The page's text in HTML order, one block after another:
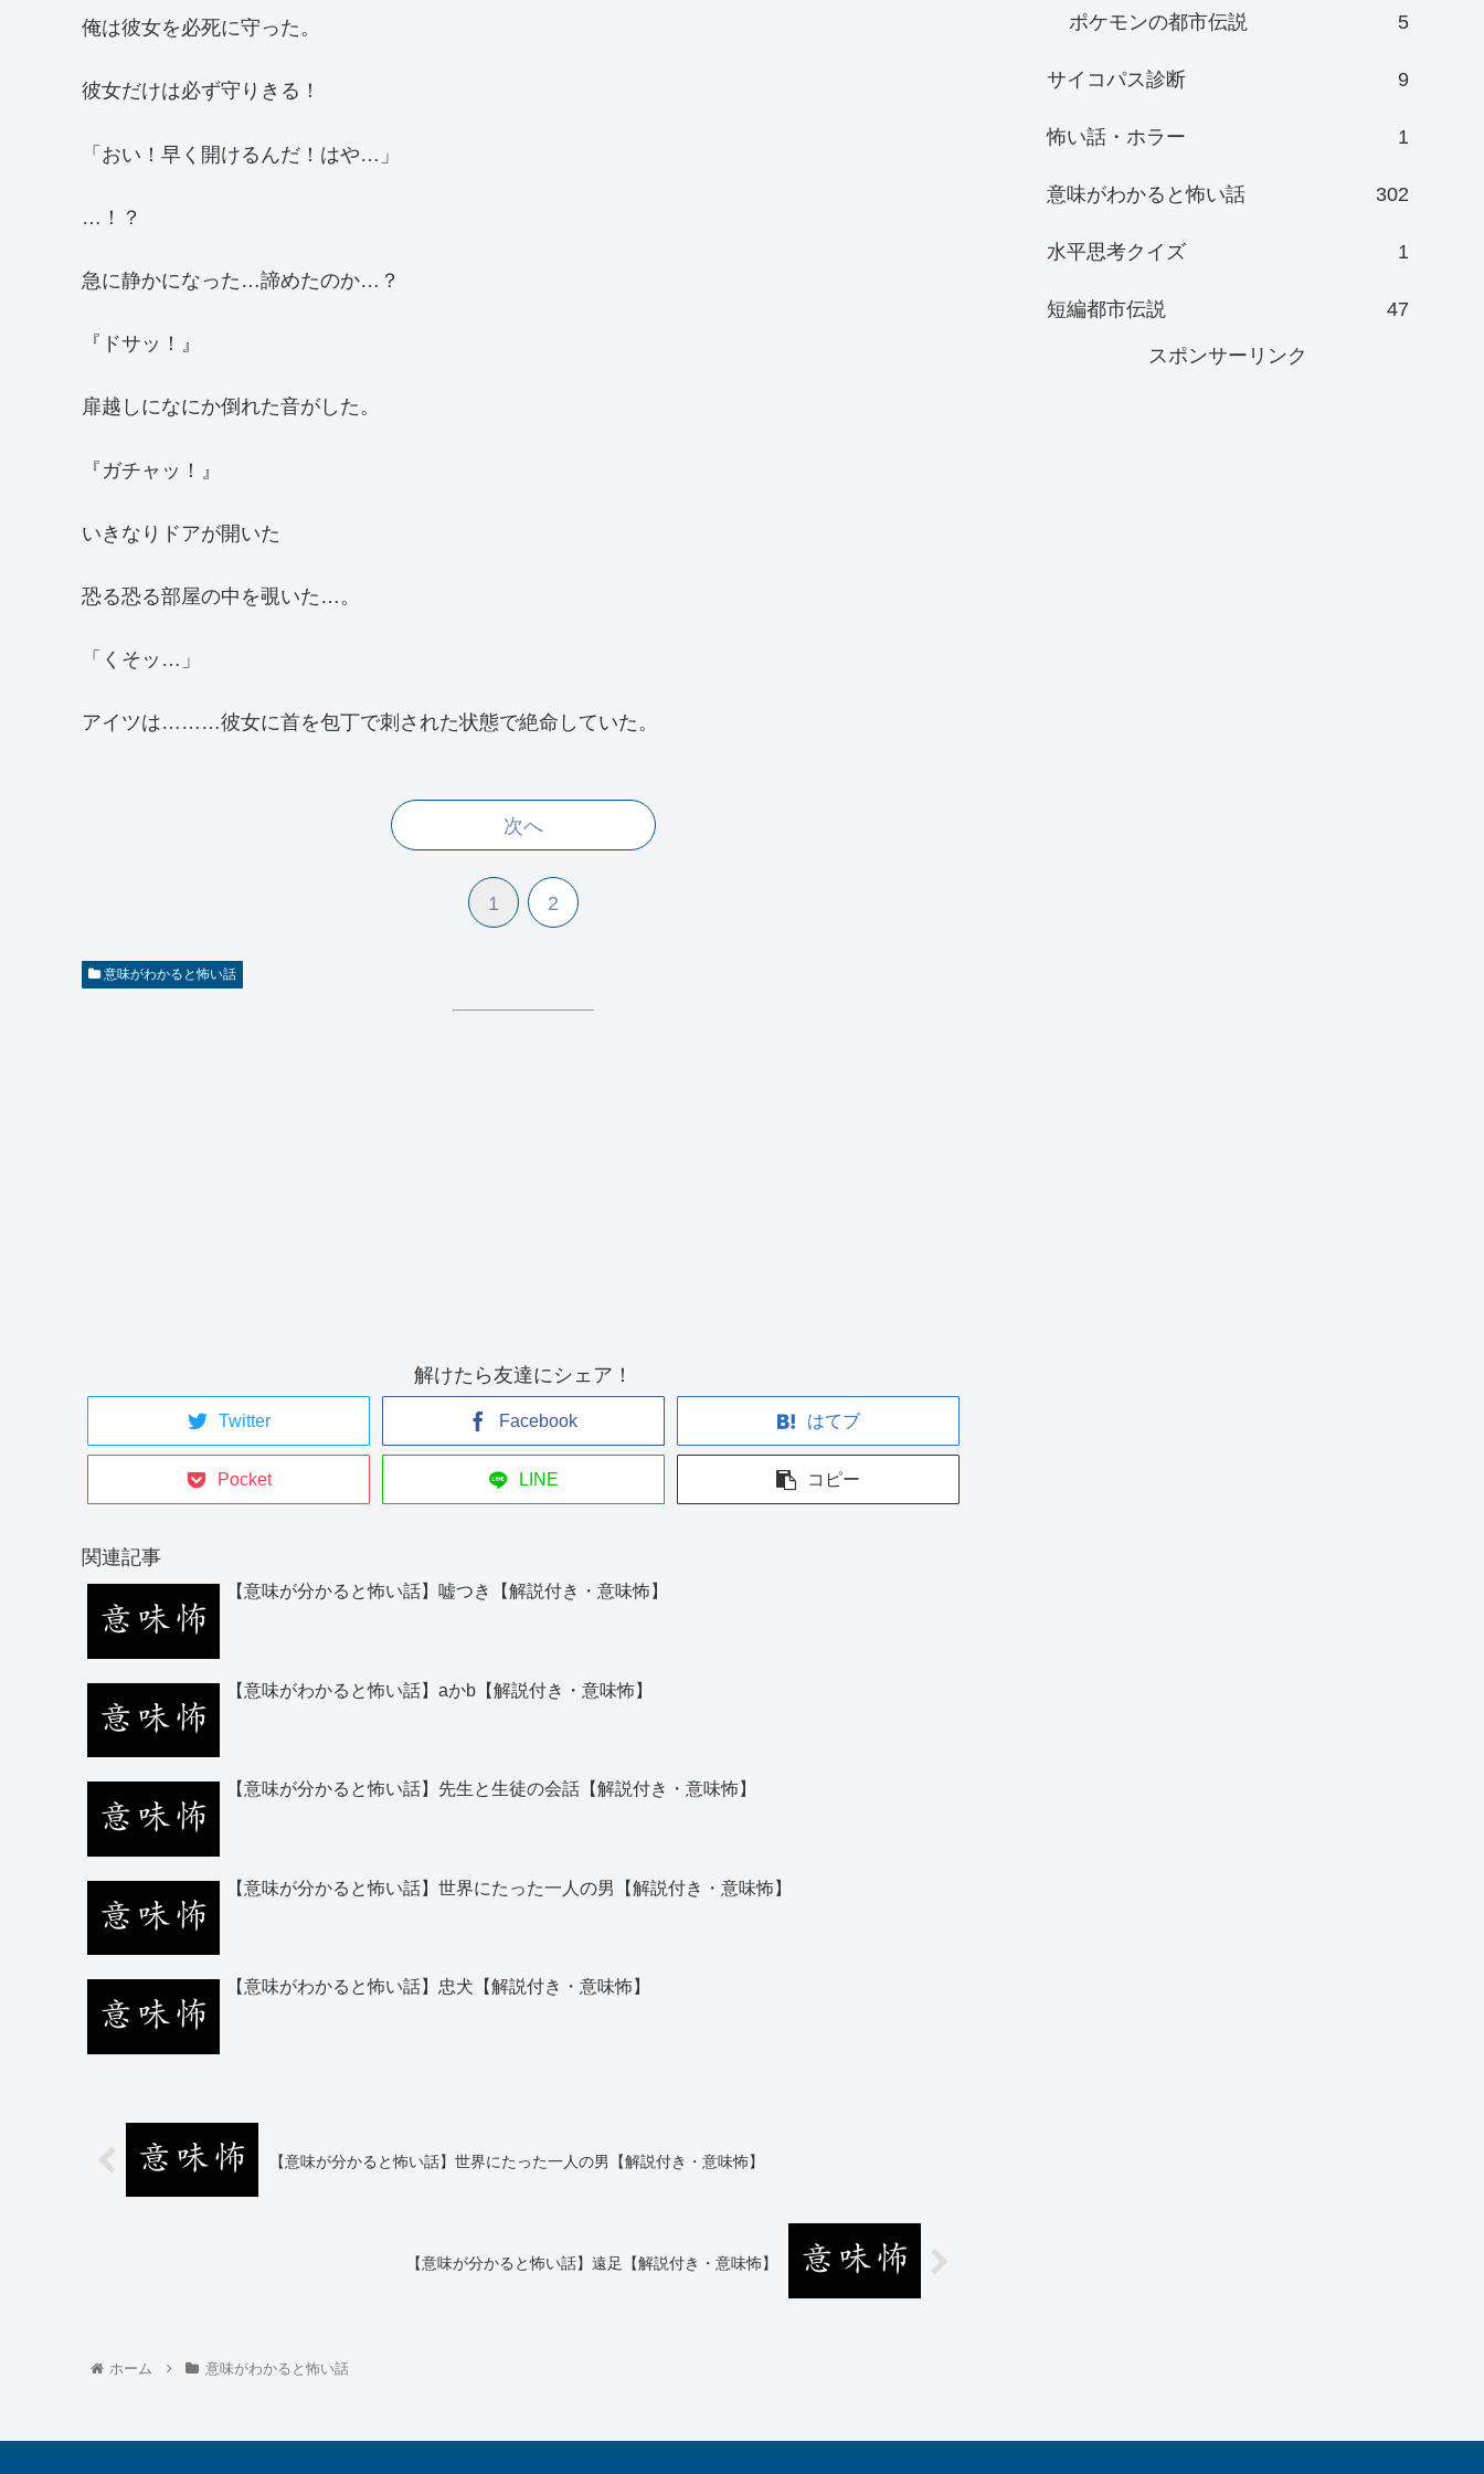
俺は彼女を必死に守った。
彼女だけは必ず守りきる！
「おい！早く開けるんだ！はや…」
…！？
急に静かになった…諦めたのか…？
『ドサッ！』
扉越しになにか倒れた音がした。
『ガチャッ！』
いきなりドアが開いた
恐る恐る部屋の中を覗いた…。
「くそッ…」
アイツは………彼女に首を包丁で刺された状態で絶命していた。
次へ
1 2
意味がわかると怖い話
解けたら友達にシェア！
Twitter Facebook はてブ
Pocket LINE コピー
関連記事
【意味が分かると怖い話】嘘つき【解説付き・意味怖】
【意味がわかると怖い話】aかb【解説付き・意味怖】
【意味が分かると怖い話】先生と生徒の会話【解説付き・意味怖】
【意味が分かると怖い話】世界にたった一人の男【解説付き・意味怖】
【意味がわかると怖い話】忠犬【解説付き・意味怖】
【意味が分かると怖い話】世界にたった一人の男【解説付き・意味怖】
【意味が分かると怖い話】遠足【解説付き・意味怖】
ホーム 意味がわかると怖い話
ポケモンの都市伝説 5
サイコパス診断 9
怖い話・ホラー 1
意味がわかると怖い話 302
水平思考クイズ 1
短編都市伝説 47
スポンサーリンク